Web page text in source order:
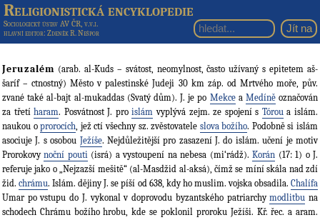
Religionistická encyklopedie
Sociologický ústav AV ČR, v.v.i.
hlavní editor: Zdeněk R. Nešpor
Jeruzalém (arab. al-Kuds – svátost, neomylnost, často užívaný s epitetem aš-
šaríf – ctnostný) Město v palestinské Judeji 30 km záp. od Mrtvého moře, pův.
zvané také al-bajt al-mukaddas (Svatý dům). J. je po Mekcea Medíněoznačován
za třetíharam. Posvátnost J. proislám vyplývá zejm. ze spojení s Tóroua islám.
naukou oprorocích, jež ctí všechny sz. zvěstovatele slova božího. Podobně si islám
asociuje J. s osobou Ježíše. Nejdůležitější pro zasazení J. do islám. učení je motiv
Prorokovynoční pouti(isrá) a vystoupení na nebesa (mi‘rádž).Korán (17: 1) o J.
referuje jako o „Nejzazší mešitě“ (al-Masdžid al-aksá), čímž se míní skála nad zdí
žid.chrámu. Islám. dějiny J. se píší od 638, kdy ho muslim. vojska obsadila.Chalífa
Umar po vstupu do J. vykonal v doprovodu byzantského patriarchymodlitbu na
schodech Chrámu božího hrobu, kde se poklonil proroku Ježíši. Kř. řec. a aram.